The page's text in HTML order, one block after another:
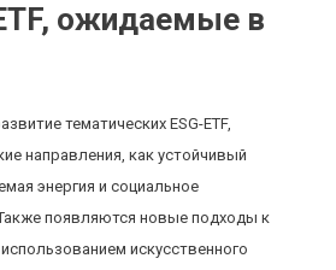
ожидаемые в
тематических ESG-ETF,
направления, как устойчивый
энергия и социальное
появляются новые подходы к
искусственного